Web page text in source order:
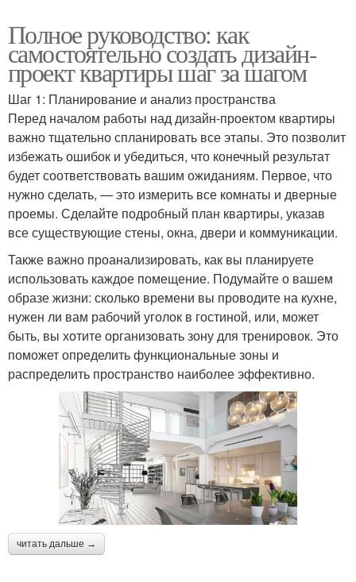
Полное руководство: как
самостоятельно создать дизайн-
проект квартиры шаг за шагом
Шаг 1: Планирование и анализ пространства
Перед началом работы над дизайн-проектом квартиры
важно тщательно спланировать все этапы. Это позволит
избежать ошибок и убедиться, что конечный результат
будет соответствовать вашим ожиданиям. Первое, что
нужно сделать, — это измерить все комнаты и дверные
проемы. Сделайте подробный план квартиры, указав
все существующие стены, окна, двери и коммуникации.
Также важно проанализировать, как вы планируете
использовать каждое помещение. Подумайте о вашем
образе жизни: сколько времени вы проводите на кухне,
нужен ли вам рабочий уголок в гостиной, или, может
быть, вы хотите организовать зону для тренировок. Это
поможет определить функциональные зоны и
распределить пространство наиболее эффективно.
читать дальше →